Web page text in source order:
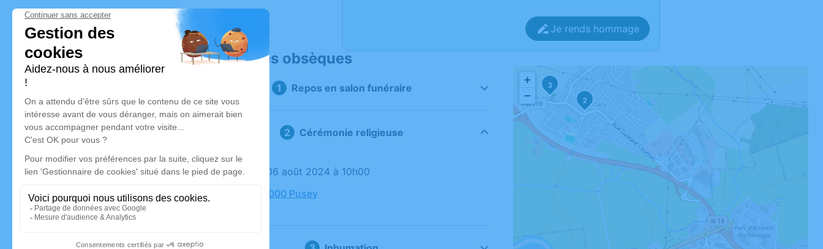
Je rends hommage
Déroulé des obsèques
Repos en salon funéraire
Cérémonie religieuse
Le mardi 06 août 2024 à 10h00
Église, 70000 Pusey
2
3
+
−